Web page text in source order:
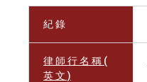
紀 錄
律 師 行 名 稱 (
英 文 )